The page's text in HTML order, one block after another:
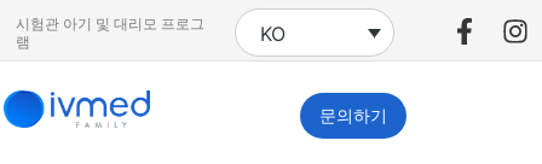
시험관 아기 및 대리모 프로그
램
KO
문의하기